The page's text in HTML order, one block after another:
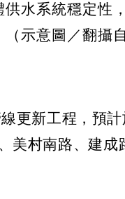
水系統穩定性
示意圖／翻攝
更新工程，預
美村南路、建成